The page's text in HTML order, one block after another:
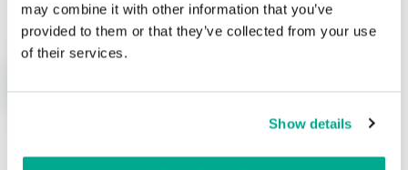
may combine it with other information that you’ve
provided to them or that they’ve collected from your use
of their services.
Show details